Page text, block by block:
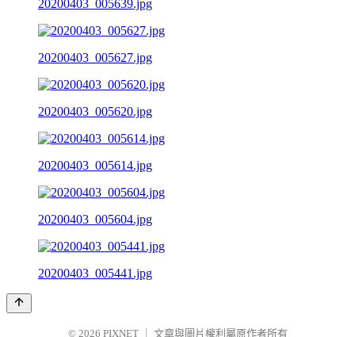
20200403_005639.jpg
20200403_005627.jpg
20200403_005620.jpg
20200403_005614.jpg
20200403_005604.jpg
20200403_005441.jpg
© 2026 PIXNET 文章與圖片權利屬原作者所有